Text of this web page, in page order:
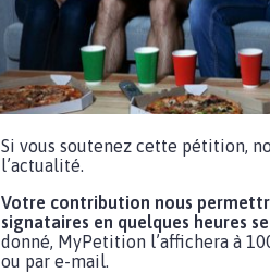
Si vous soutenez cette pétition,
l’actualité.
Votre contribution nous
signataires en quelques heures
donné, MyPetition l’affichera à
ou par e-mail.